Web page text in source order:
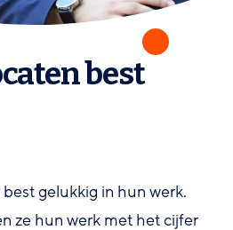
best
gelukkig in hun werk.
ze hun werk met het cijfer